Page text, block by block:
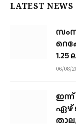
LATEST NEWS
06/08/
ഏഴ്